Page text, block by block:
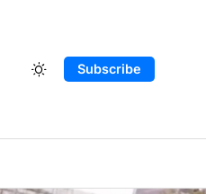
Subscribe